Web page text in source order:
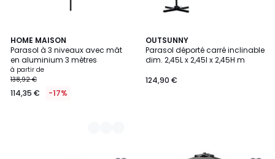
HOME MAISON
Parasol à 3 niveaux avec mât
en aluminium 3 mètres
à partir de
138,92 €
114,35 € -17%
3
Couleurs
OUTSUNNY
Parasol déporté carré inclinable
dim. 2,45L x 2,45l x 2,45H m
124,90 €